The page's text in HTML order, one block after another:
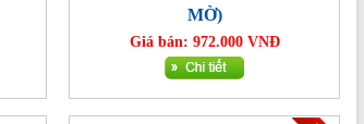
MỜ)
Giá bán: 972.000 VNĐ